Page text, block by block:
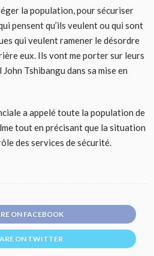
la population, pour sécuriser
pensent qu’ils veulent ou qui sont
qui veulent ramener le désordre
eux. Ils vont me porter sur leurs
Tshibangu dans sa mise en
a appelé toute la population de
tout en précisant que la situation
des services de sécurité.
ON FACEBOOK
ON TWITTER